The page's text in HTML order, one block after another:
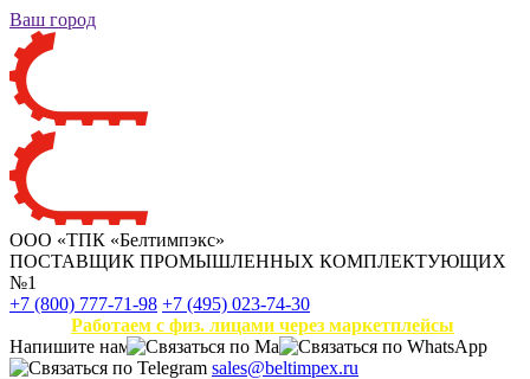
Ваш город
ООО «ТПК «Белтимпэкс»
ПОСТАВЩИК ПРОМЫШЛЕННЫХ КОМПЛЕКТУЮЩИХ
№1
+7 (800) 777-71-98 +7 (495) 023-74-30
Работаем с физ. лицами через маркетплейсы
Напишите нам
sales@beltimpex.ru